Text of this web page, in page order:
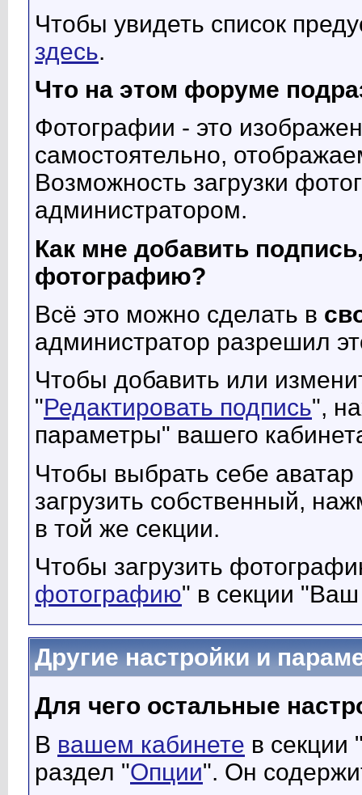
Чтобы увидеть список
здесь.
Что на этом форуме
Фотографии - это
самостоятельно,
Возможность загрузки
администратором.
Как мне добавить
фотографию?
Всё это можно сделать в
администратор разрешил
Чтобы добавить или
"Редактировать подпись",
параметры" вашего
Чтобы выбрать себе
загрузить собственный,
в той же секции.
Чтобы загрузить
фотографию" в секции
Другие настройки и
Для чего остальные
В вашем кабинете в секции
раздел "Опции". Он